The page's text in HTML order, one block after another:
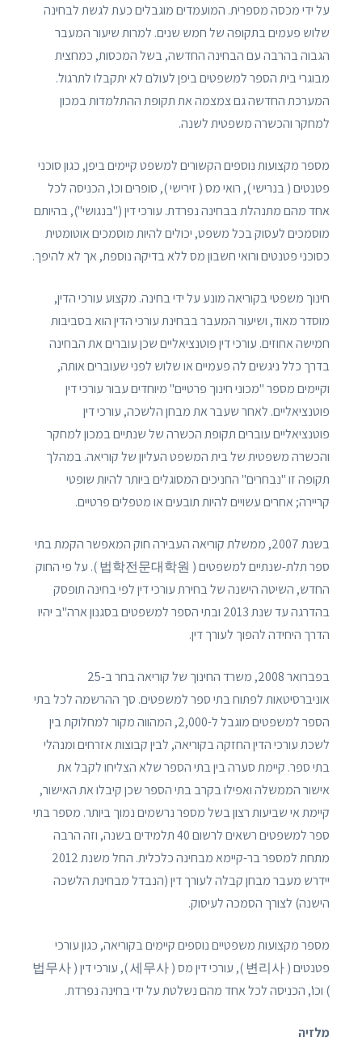
על ידי מכסה מספרית. המועמדים מוגבלים כעת לגשת לבחינה
שלוש פעמים בתקופה של חמש שנים. למרות שיעור המעבר
הגבוה בהרבה עם הבחינה החדשה, בשל המכסות, כמחצית
מבוגרי בית הספר למשפטים ביפן לעולם לא יתקבלו לתרגול.
המערכת החדשה גם צמצמה את תקופת ההתלמדות במכון
למחקר והכשרה משפטית לשנה.
מספר מקצועות נוספים הקשורים למשפט קיימים ביפן, כגון סוכני
פטנטים ( בנרישי ), רואי מס ( זירישי ), סופרים וכו', הכניסה לכל
אחד מהם מתנהלת בבחינה נפרדת. עורכי דין ("בנגושי"), בהיותם
מוסמכים לעסוק בכל משפט, יכולים להיות מוסמכים אוטומטית
כסוכני פטנטים ורואי חשבון מס ללא בדיקה נוספת, אך לא להיפך.
חינוך משפטי בקוריאה מונע על ידי בחינה. מקצוע עורכי הדין,
מוסדר מאוד, ושיעור המעבר בבחינת עורכי הדין הוא בסביבות
חמישה אחוזים. עורכי דין פוטנציאליים שכן עוברים את הבחינה
בדרך כלל ניגשים לה פעמיים או שלוש לפני שעוברים אותה,
וקיימים מספר "מכוני חינוך פרטיים" מיוחדים עבור עורכי דין
פוטנציאליים. לאחר שעבר את מבחן הלשכה, עורכי דין
פוטנציאליים עוברים תקופת הכשרה של שנתיים במכון למחקר
והכשרה משפטית של בית המשפט העליון של קוריאה. במהלך
תקופה זו "נבחרים" החניכים המסוגלים ביותר להיות שופטי
קריירה; אחרים עשויים להיות תובעים או מטפלים פרטיים.
בשנת 2007, ממשלת קוריאה העבירה חוק המאפשר הקמת בתי
ספר תלת-שנתיים למשפטים ( 법학전문대학원 ). על פי החוק
החדש, השיטה הישנה של בחירת עורכי דין לפי בחינה תופסק
בהדרגה עד שנת 2013 ובתי הספר למשפטים בסגנון ארה"ב יהיו
הדרך היחידה להפוך לעורך דין.
בפברואר 2008, משרד החינוך של קוריאה בחר ב-25
אוניברסיטאות לפתוח בתי ספר למשפטים. סך ההרשמה לכל בתי
הספר למשפטים מוגבל ל-2,000, המהווה מקור למחלוקת בין
לשכת עורכי הדין החזקה בקוריאה, לבין קבוצות אזרחים ומנהלי
בתי ספר. קיימת סערה בין בתי הספר שלא הצליחו לקבל את
אישור הממשלה ואפילו בקרב בתי הספר שכן קיבלו את האישור,
קיימת אי שביעות רצון בשל מספר נרשמים נמוך ביותר. מספר בתי
ספר למשפטים רשאים לרשום 40 תלמידים בשנה, וזה הרבה
מתחת למספר בר-קיימא מבחינה כלכלית. החל משנת 2012
יידרש מעבר מבחן קבלה לעורך דין (הנבדל מבחינת הלשכה
הישנה) לצורך הסמכה לעיסוק.
מספר מקצועות משפטיים נוספים קיימים בקוריאה, כגון עורכי
פטנטים ( 변리사 ), עורכי דין מס ( 세무사 ), עורכי דין ( 법무사
) וכו', הכניסה לכל אחד מהם נשלטת על ידי בחינה נפרדת.
מלזיה